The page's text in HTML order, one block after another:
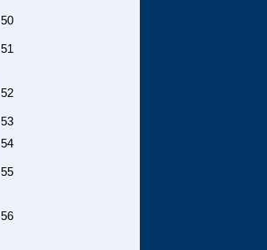
50
51
52
53
54
55
56